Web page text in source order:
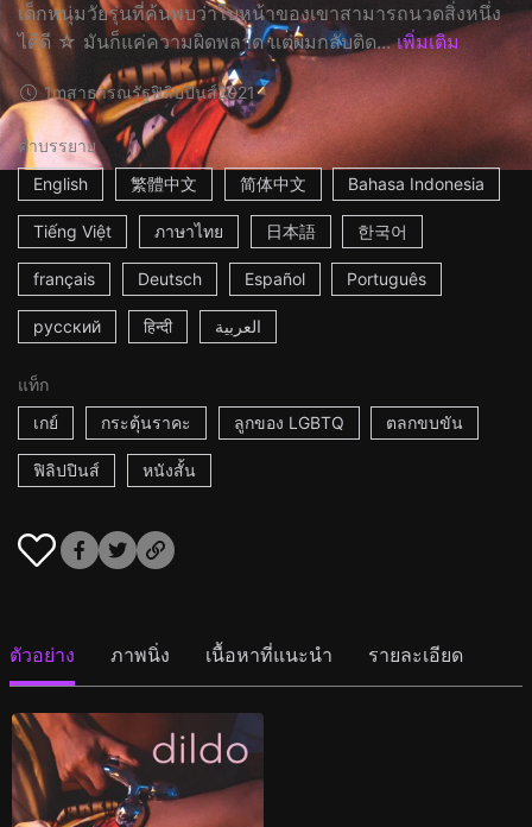
เด็กหนุ่มวัยรุ่นที่ค้นพบว่าใบหน้าของเขาสามารถนวดสิ่งหนึ่ง
ได้ดี ☆ มันก็แค่ความผิดพลาด แต่ผมกลับติด... เพิ่มเติม
1mสาธารณรัฐฟิลิปปินส์2021
คำบรรยาย
English
繁體中文 简体中文 Bahasa Indonesia
Tiếng Việt ภาษาไทย 日本語 한국어
français Deutsch Español Português
русский हिन्दी العربية
แท็ก
เกย์
กระตุ้นราคะ ลูกของ LGBTQ ตลกขบขัน
ฟิลิปปินส์ หนังสั้น
ตัวอย่าง ภาพนิ่ง เนื้อหาที่แนะนำ รายละเอียด